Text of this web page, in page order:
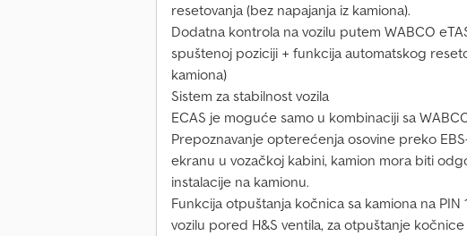
resetovanja (bez napajanja iz kamiona).
Dodatna kontrola na vozilu putem WABCO
spuštenoj poziciji + funkcija automatskog
kamiona)
Sistem za stabilnost vozila
ECAS je moguće samo u kombinaciji sa
Prepoznavanje opterećenja osovine preko
ekranu u vozačkoj kabini, kamion mora biti
instalacije na kamionu.
Funkcija otpuštanja kočnica sa kamiona na
vozilu pored H&S ventila, za otpuštanje